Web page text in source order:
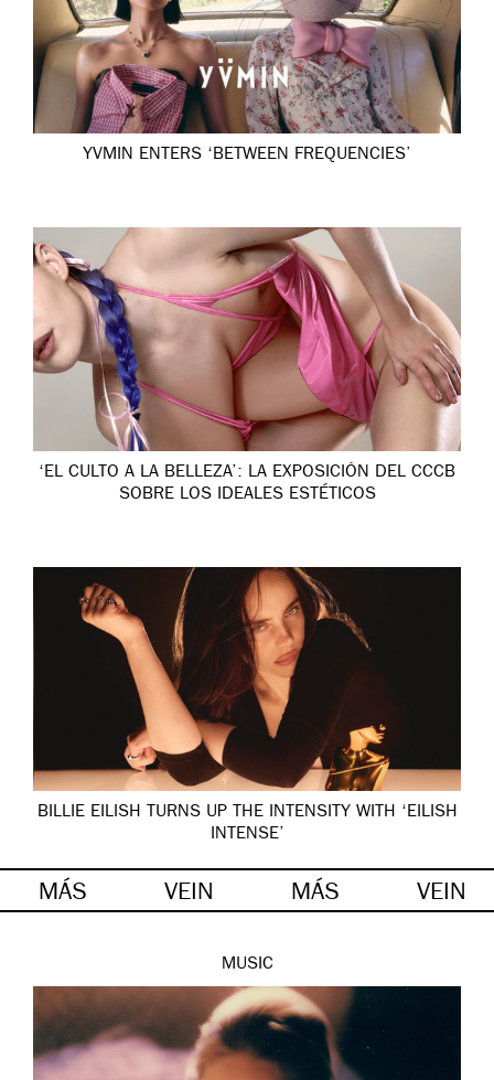
YVMIN ENTERS ‘BETWEEN FREQUENCIES’
‘EL CULTO A LA BELLEZA’: LA EXPOSICIÓN DEL CCCB
SOBRE LOS IDEALES ESTÉTICOS
BILLIE EILISH TURNS UP THE INTENSITY WITH ‘EILISH
INTENSE’
MÁS VEIN MÁS VEIN
MUSIC